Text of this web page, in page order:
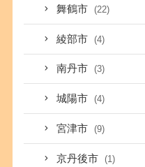
舞鶴市 (22)
綾部市 (4)
南丹市 (3)
城陽市 (4)
宮津市 (9)
京丹後市 (1)